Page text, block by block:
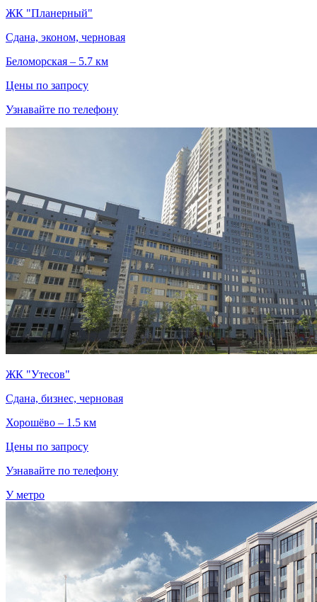
ЖК "Планерный"
Сдана, эконом, черновая
Беломорская – 5.7 км
Цены по запросу
Узнавайте по телефону
ЖК "Утесов"
Сдана, бизнес, черновая
Хорошёво – 1.5 км
Цены по запросу
Узнавайте по телефону
У метро